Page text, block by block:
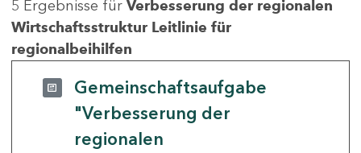
5 Ergebnisse für Verbesserung der regionalen
Wirtschaftsstruktur Leitlinie für
regionalbeihilfen
Gemeinschaftsaufgabe
"Verbesserung der
regionalen